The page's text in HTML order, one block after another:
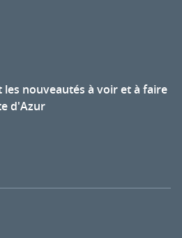
les nouveautés à voir et à faire
d'Azur